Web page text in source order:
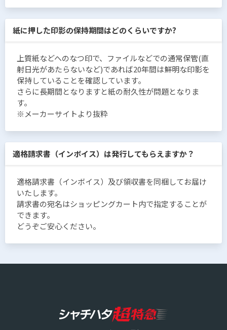
紙に押した印影の保持期間はどのくらいですか?
上質紙などへのなつ印で、ファイルなどでの通常保管(直
射日光があたらないなど)であれば20年間は鮮明な印影を
保持していることを確認しています。
さらに長期間となりますと紙の耐久性が問題となりま
す。
※メーカーサイトより抜粋
適格請求書（インボイス）は発行してもらえますか？
適格請求書（インボイス）及び領収書を同梱してお届け
いたします。
請求書の宛名はショッピングカート内で指定することが
できます。
どうぞご安心ください。